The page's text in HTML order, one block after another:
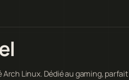
Arch Linux. Dédié au gaming,